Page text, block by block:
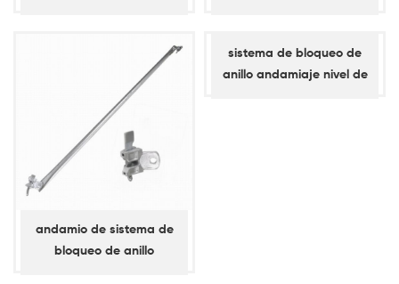
andamio de sistema de
bloqueo de anillo
sistema de bloqueo de
anillo andamiaje nivel de